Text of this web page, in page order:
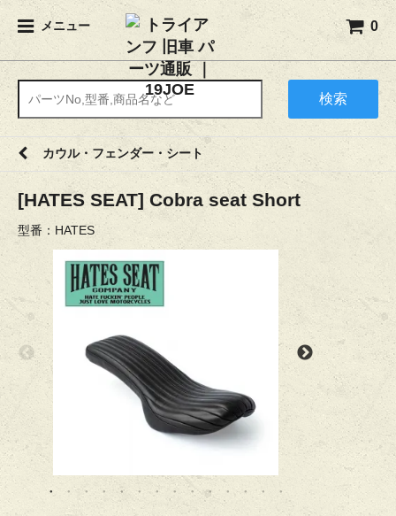
メニュー 0
検索
カウル・フェンダー・シート
[HATES SEAT] Cobra seat Short
型番：HATES